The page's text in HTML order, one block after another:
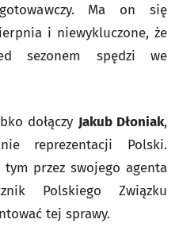
Ma on się
i niewykluczone, że
sezonem spędzi we
dołączy Jakub Dłoniak,
reprezentacji Polski.
przez swojego agenta
Polskiego Związku
tej sprawy.